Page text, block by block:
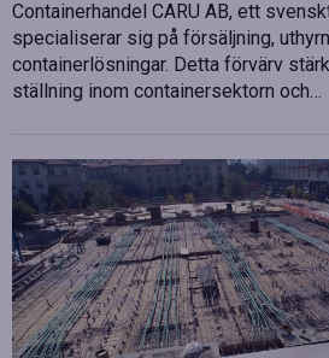
Containerhandel CARU AB, ett
specialiserar sig på försäljning,
containerlösningar. Detta förvärv
ställning inom containersektorn och…